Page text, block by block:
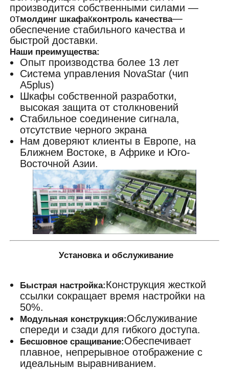
производится собственными силами —
отмолдинг шкафакконтроль качества—
обеспечение стабильного качества и
быстрой доставки.
Наши преимущества:
Опыт производства более 13 лет
Система управления NovaStar (чип
A5plus)
Шкафы собственной разработки,
высокая защита от столкновений
Стабильное соединение сигнала,
отсутствие черного экрана
Нам доверяют клиенты в Европе, на
Ближнем Востоке, в Африке и Юго-
Восточной Азии.
Установка и обслуживание
Быстрая настройка:Конструкция жесткой
ссылки сокращает время настройки на
50%.
Модульная конструкция:Обслуживание
спереди и сзади для гибкого доступа.
Бесшовное сращивание:Обеспечивает
плавное, непрерывное отображение с
идеальным выравниванием.